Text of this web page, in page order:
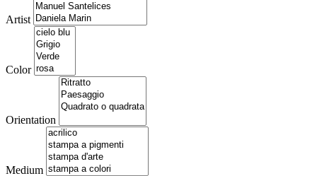
Artist
Color
Orientation
Medium